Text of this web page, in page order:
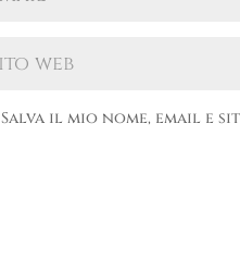
Salva il mio nome, email e